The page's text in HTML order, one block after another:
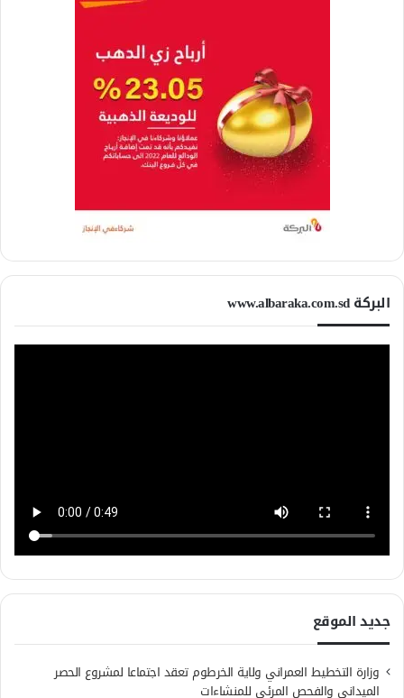
البركة www.albaraka.com.sd
جديد الموقع
وزارة التخطيط العمراني ولاية الخرطوم تعقد اجتماعا لمشروع الحصر
الميداني والفحص المرئي للمنشاءات